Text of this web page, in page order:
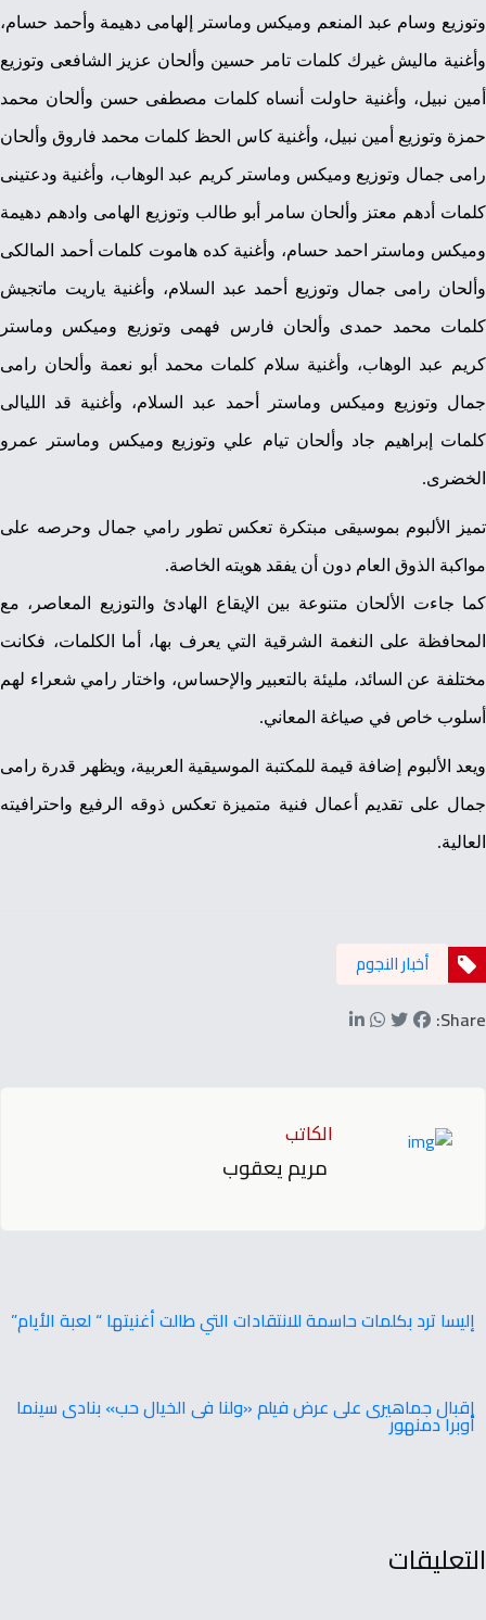
وتوزيع وسام عبد المنعم وميكس وماستر إلهامى دهيمة وأحمد حسام،
وأغنية ماليش غيرك كلمات تامر حسين وألحان عزيز الشافعى وتوزيع
أمين نبيل، وأغنية حاولت أنساه كلمات مصطفى حسن وألحان محمد
حمزة وتوزيع أمين نبيل، وأغنية كاس الحظ كلمات محمد فاروق وألحان
رامى جمال وتوزيع وميكس وماستر كريم عبد الوهاب، وأغنية ودعتينى
كلمات أدهم معتز وألحان سامر أبو طالب وتوزيع الهامى وادهم دهيمة
وميكس وماستر احمد حسام، وأغنية كده هاموت كلمات أحمد المالكى
وألحان رامى جمال وتوزيع أحمد عبد السلام، وأغنية ياريت ماتجيش
كلمات محمد حمدى وألحان فارس فهمى وتوزيع وميكس وماستر
كريم عبد الوهاب، وأغنية سلام كلمات محمد أبو نعمة وألحان رامى
جمال وتوزيع وميكس وماستر أحمد عبد السلام، وأغنية قد الليالى
كلمات إبراهيم جاد وألحان تيام علي وتوزيع وميكس وماستر عمرو
الخضرى.
تميز الألبوم بموسيقى مبتكرة تعكس تطور رامي جمال وحرصه على
مواكبة الذوق العام دون أن يفقد هويته الخاصة.
كما جاءت الألحان متنوعة بين الإيقاع الهادئ والتوزيع المعاصر، مع
المحافظة على النغمة الشرقية التي يعرف بها، أما الكلمات، فكانت
مختلفة عن السائد، مليئة بالتعبير والإحساس، واختار رامي شعراء لهم
أسلوب خاص في صياغة المعاني.
ويعد الألبوم إضافة قيمة للمكتبة الموسيقية العربية، ويظهر قدرة رامى
جمال على تقديم أعمال فنية متميزة تعكس ذوقه الرفيع واحترافيته
العالية.
أخبار النجوم
Share:
الكاتب
مريم يعقوب
إليسا ترد بكلمات حاسمة للانتقادات التي طالت أغنيتها “ لعبة الأيام”
إقبال جماهيرى على عرض فيلم «ولنا فى الخيال حب» بنادى سينما
أوبرا دمنهور
التعليقات